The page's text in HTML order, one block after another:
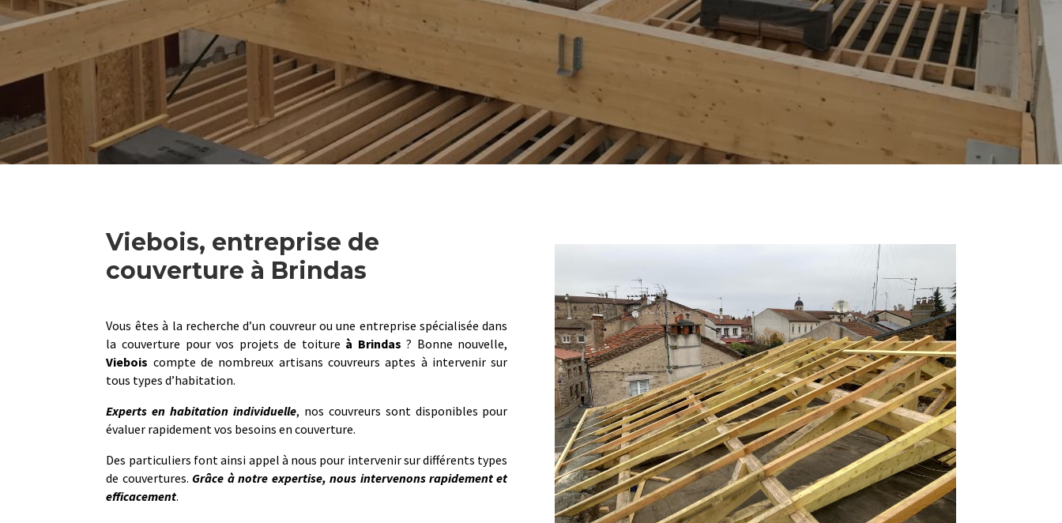
Viebois, entreprise de
couverture à Brindas
Vous êtes à la recherche d’un couvreur ou une entreprise spécialisée dans
la couverture pour vos projets de toiture à Brindas ? Bonne nouvelle,
Viebois compte de nombreux artisans couvreurs aptes à intervenir sur
tous types d’habitation.
Experts en habitation individuelle, nos couvreurs sont disponibles pour
évaluer rapidement vos besoins en couverture.
Des particuliers font ainsi appel à nous pour intervenir sur différents types
de couvertures. Grâce à notre expertise, nous intervenons rapidement et
efficacement.